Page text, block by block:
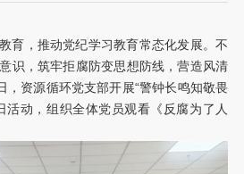
育，推动党纪学习教育常态化发展。不
识，筑牢拒腐防变思想防线，营造风清
，资源循环党支部开展“警钟长鸣知敬畏
活动，组织全体党员观看《反腐为了人